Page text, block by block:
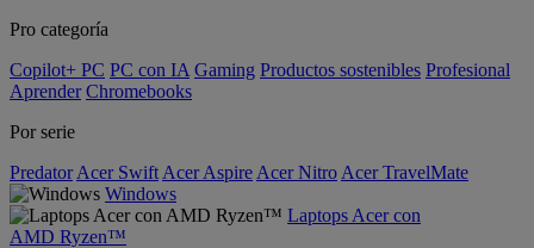
Pro categoría
Copilot+ PC PC con IA Gaming Productos sostenibles Profesional
Aprender Chromebooks
Por serie
Predator Acer Swift Acer Aspire Acer Nitro Acer TravelMate
Windows
Laptops Acer con
AMD Ryzen™